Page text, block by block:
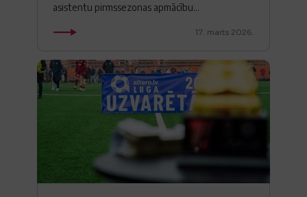
asistentu pirmssezonas apmācību...
17. marts 2026.